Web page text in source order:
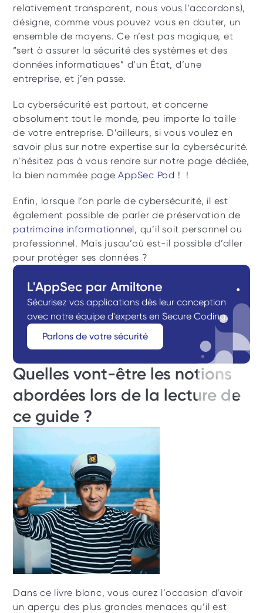
relativement transparent, nous vous l’accordons),
désigne, comme vous pouvez vous en douter, un
ensemble de moyens. Ce n’est pas magique, et
“sert à assurer la sécurité des systèmes et des
données informatiques” d’un État, d’une
entreprise, et j’en passe.
La cybersécurité est partout, et concerne
absolument tout le monde, peu importe la taille
de votre entreprise. D’ailleurs, si vous voulez en
savoir plus sur notre expertise sur la cybersécurité.
n’hésitez pas à vous rendre sur notre page dédiée,
la bien nommée page AppSec Pod !  !
Enfin, lorsque l’on parle de cybersécurité, il est
patrimoine informationnel, qu’il soit personnel ou
professionnel. Mais jusqu’où est-il possible d’aller
pour protéger ses données ?
L'AppSec par Amiltone
Sécurisez vos applications dès leur conception
avec notre équipe d'experts en Secure Coding.
Parlons de votre sécurité
Quelles vont-être les notions
abordées lors de la lecture de
ce guide ?
Dans ce livre blanc, vous aurez l’occasion d’avoir
un aperçu des plus grandes menaces qu’il est